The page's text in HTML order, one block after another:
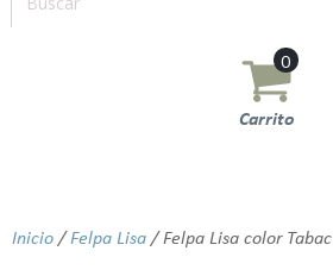
0
Carrito
Inicio/Felpa Lisa/ Felpa Lisa color Tabac